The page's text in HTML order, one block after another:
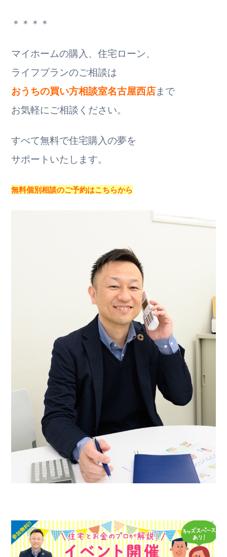
＊＊＊＊
マイホームの購入、住宅ローン、
ライフプランのご相談は
おうちの買い方相談室名古屋西店まで
お気軽にご相談ください。
すべて無料で住宅購入の夢を
サポートいたします。
無料個別相談のご予約はこちらから